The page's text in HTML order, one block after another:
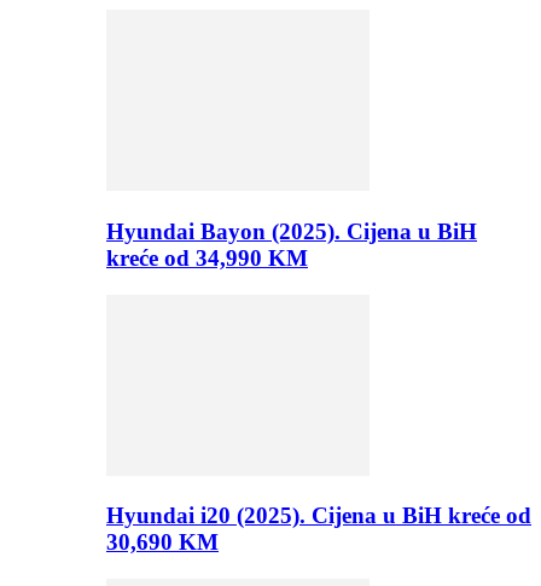
Hyundai Bayon (2025). Cijena u BiH
kreće od 34,990 KM
Hyundai i20 (2025). Cijena u BiH kreće od
30,690 KM